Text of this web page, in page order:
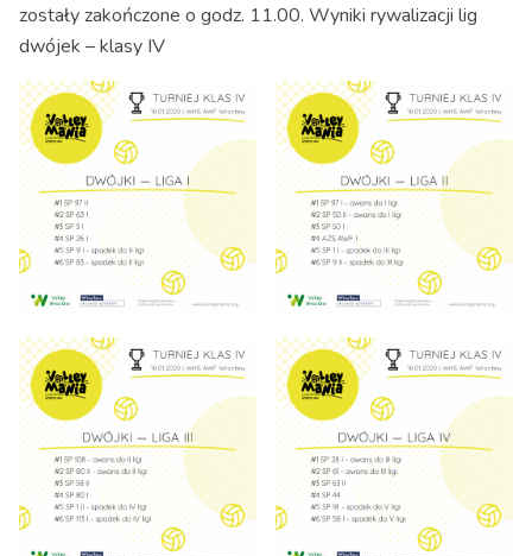
zostały zakończone o godz. 11.00. Wyniki rywalizacji lig
dwójek – klasy IV